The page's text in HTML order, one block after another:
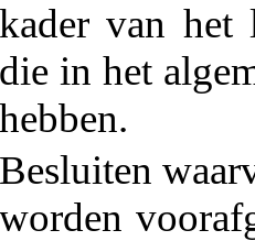
kader van het
die in het
hebben.
Besluiten
worden